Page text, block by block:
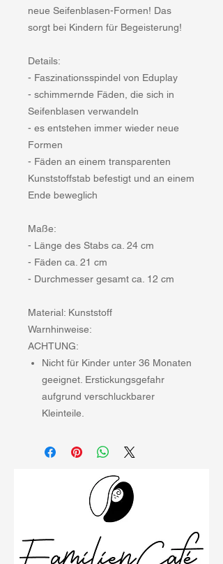
neue Seifenblasen-Formen! Das
sorgt bei Kindern für Begeisterung!
Details:
- Faszinationsspindel von Eduplay
- schimmernde Fäden, die sich in
Seifenblasen verwandeln
- es entstehen immer wieder neue
Formen
- Fäden an einem transparenten
Kunststoffstab befestigt und an einem
Ende beweglich
Maße:
- Länge des Stabs ca. 24 cm
- Fäden ca. 21 cm
- Durchmesser gesamt ca. 12 cm
Material: Kunststoff
Warnhinweise:
ACHTUNG:
Nicht für Kinder unter 36 Monaten
geeignet. Erstickungsgefahr
aufgrund verschluckbarer
Kleinteile.